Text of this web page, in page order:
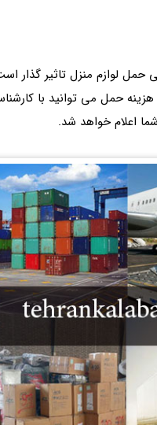
حمل لوازم منزل تاثیر
هزینه حمل می توانید با
اعلام خواهد شد.